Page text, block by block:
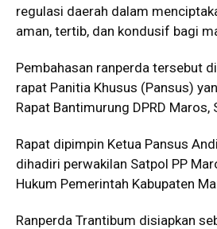
regulasi daerah dalam
aman, tertib, dan kondusif bagi
Pembahasan ranperda tersebut
rapat Panitia Khusus (Pansus)
Rapat Bantimurung DPRD
Rapat dipimpin Ketua Pansus
dihadiri perwakilan Satpol PP
Hukum Pemerintah Kabupaten
Ranperda Trantibum disiapkan